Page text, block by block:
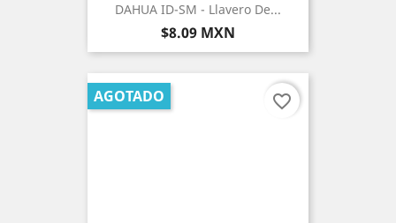
DAHUA ID-SM - Llavero De...
Precio
$8.09 MXN
AGOTADO favorite_border